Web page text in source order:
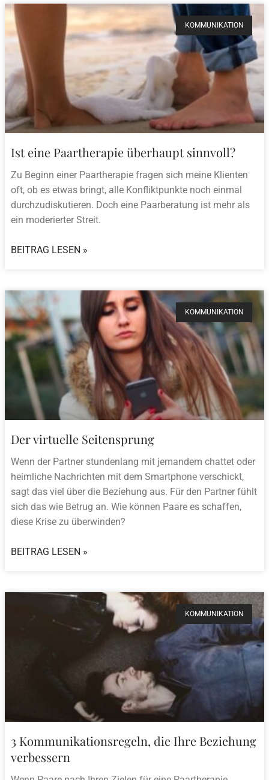
KOMMUNIKATION
Ist eine Paartherapie überhaupt sinnvoll?
Zu Beginn einer Paartherapie fragen sich meine Klienten
oft, ob es etwas bringt, alle Konfliktpunkte noch einmal
durchzudiskutieren. Doch eine Paarberatung ist mehr als
ein moderierter Streit.
BEITRAG LESEN »
KOMMUNIKATION
Der virtuelle Seitensprung
Wenn der Partner stundenlang mit jemandem chattet oder
heimliche Nachrichten mit dem Smartphone verschickt,
sagt das viel über die Beziehung aus. Für den Partner fühlt
sich das wie Betrug an. Wie können Paare es schaffen,
diese Krise zu überwinden?
BEITRAG LESEN »
KOMMUNIKATION
3 Kommunikationsregeln, die Ihre Beziehung
verbessern